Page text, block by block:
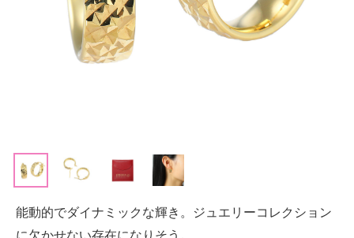
能動的でダイナミックな輝き。ジュエリーコレクション
に欠かせない存在になりそう。